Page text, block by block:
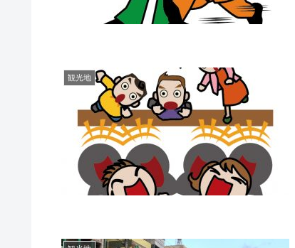
観光地